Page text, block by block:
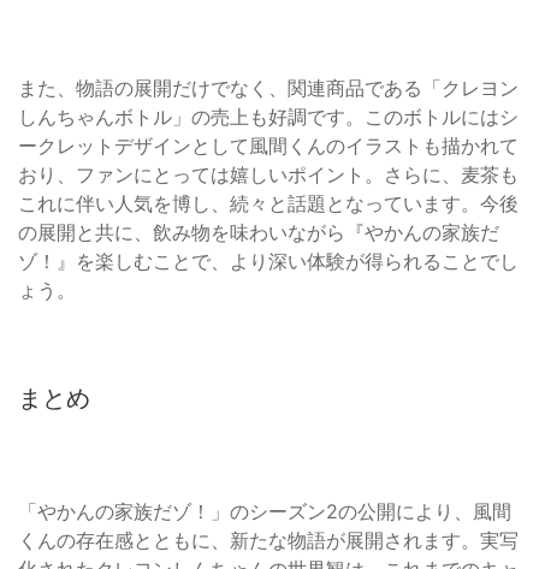
また、物語の展開だけでなく、関連商品である「クレヨン
しんちゃんボトル」の売上も好調です。このボトルにはシ
ークレットデザインとして風間くんのイラストも描かれて
おり、ファンにとっては嬉しいポイント。さらに、麦茶も
これに伴い人気を博し、続々と話題となっています。今後
の展開と共に、飲み物を味わいながら『やかんの家族だ
ゾ！』を楽しむことで、より深い体験が得られることでし
ょう。
まとめ
「やかんの家族だゾ！」のシーズン2の公開により、風間
くんの存在感とともに、新たな物語が展開されます。実写